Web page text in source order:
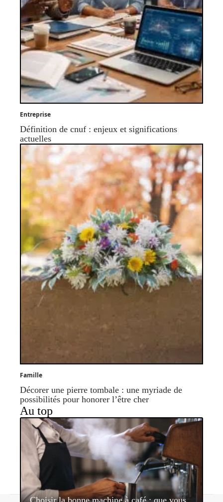
Entreprise
Définition de cnuf : enjeux et significations
actuelles
Famille
Décorer une pierre tombale : une myriade de
possibilités pour honorer l’être cher
Au top